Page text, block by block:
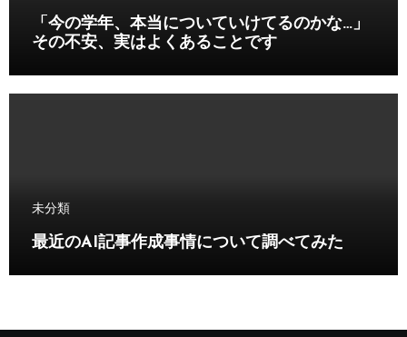
「今の学年、本当についていけてるのかな…」
その不安、実はよくあることです
未分類
最近のAI記事作成事情について調べてみた